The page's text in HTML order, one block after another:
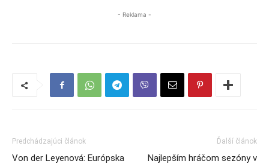
- Reklama -
Predchádzajúci článok
Von der Leyenová: Európska
Ďalší článok
Najlepším hráčom sezóny v